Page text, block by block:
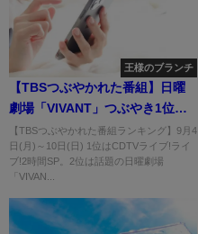
王様のブランチ
【TBSつぶやかれた番組】日曜
劇場「VIVANT」つぶやき1位に
なれない理由
【TBSつぶやかれた番組ランキング】9月4
日(月)～10日(日) 1位はCDTVライブ!ライ
ブ!2時間SP。2位は話題の日曜劇場
「VIVAN...